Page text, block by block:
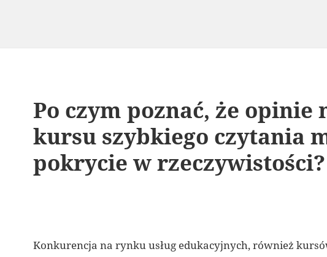
Po czym poznać, że opinie
kursu szybkiego czytania
pokrycie w rzeczywistości?
Konkurencja na rynku usług edukacyjnych, również